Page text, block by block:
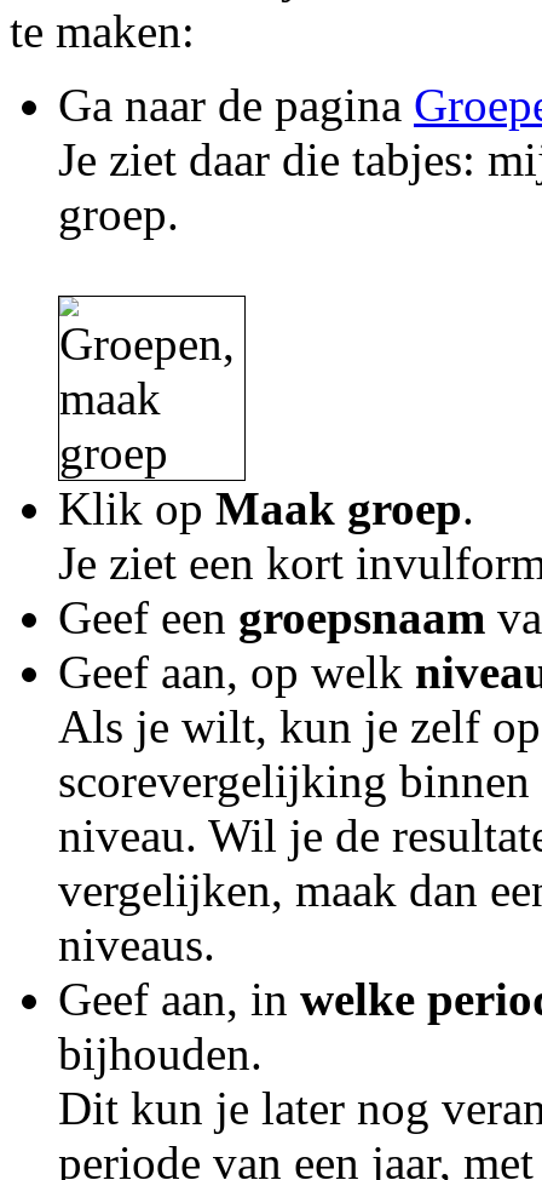
te maken:
Ga naar de pagina
Je ziet daar die tabjes:
groep.
Klik op Maak groep.
Je ziet een kort
Geef een groepsnaam
Geef aan, op welk
Als je wilt, kun je zelf op
scorevergelijking binnen
niveau. Wil je de
vergelijken, maak dan
niveaus.
Geef aan, in welke
bijhouden.
Dit kun je later nog
periode van een jaar,